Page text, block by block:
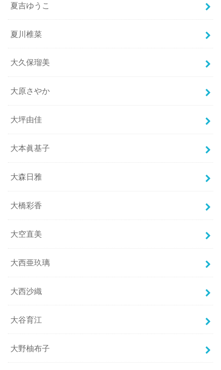
夏吉ゆうこ
夏川椎菜
大久保瑠美
大原さやか
大坪由佳
大本眞基子
大森日雅
大橋彩香
大空直美
大西亜玖璃
大西沙織
大谷育江
大野柚布子